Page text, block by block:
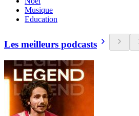
Musique
Education
Les meilleurs podcasts